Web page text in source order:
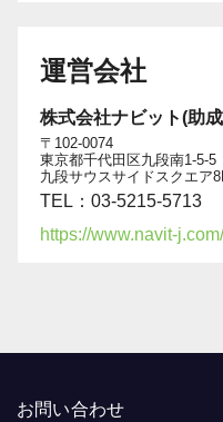
運営会社
株式会社ナビット(助成
〒102-0074
東京都千代田区九段南1-5-5
九段サウスサイドスクエア
TEL：03-5215-5713
https://www.navit-j.com/
お問い合わせ